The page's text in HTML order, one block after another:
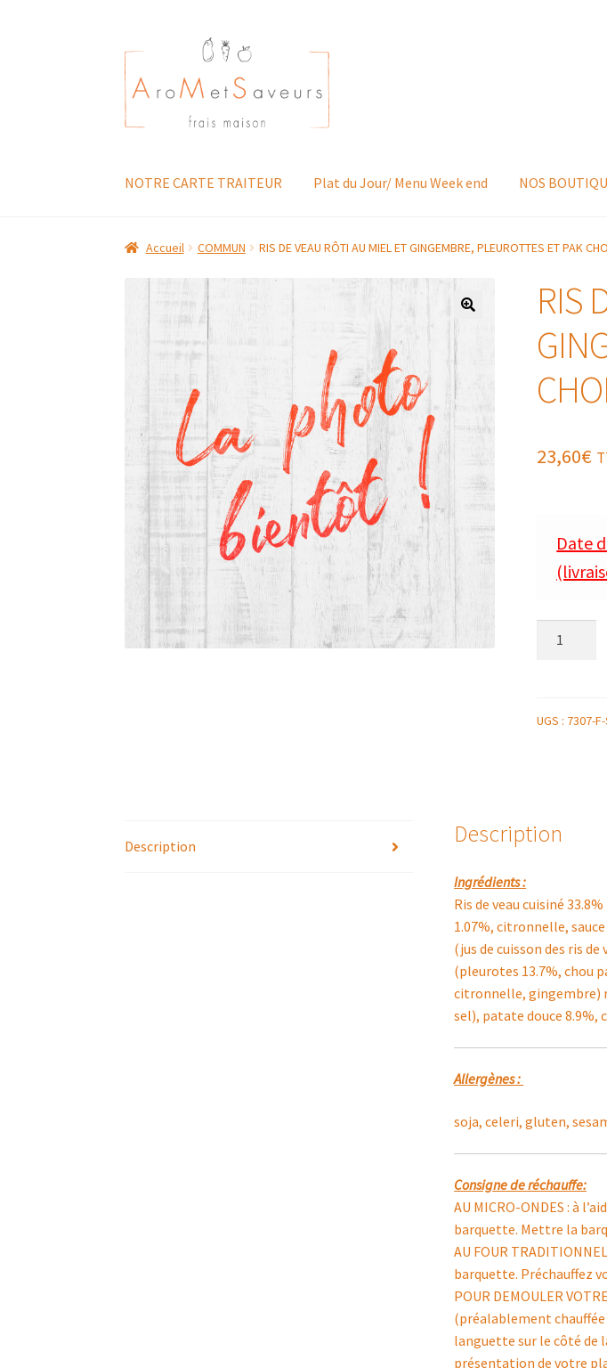
Aller
à
la
navigation
Aller
au
contenu
NOTRE CARTE TRAITEUR Plat du Jour/ Menu Week end NOS
Accueil COMMUN RIS DE VEAU RÔTI AU MIEL ET GINGEMBRE, PLEUROTTES ET PAK
RIS
CHOI
23,60€
Date
VEAU
GINGEMBRE,
PAK
CHOI
UGS : 7307-
Description Description
Ingrédients :
Ris de veau cuisiné
1.07%, citronnelle,
(jus de cuisson des ris
(pleurotes 13.7%, chou
citronnelle, gingembre)
sel), patate douce 8.9%,
Allergènes :
soja, celeri, gluten,
Consigne de réchauffe:
AU MICRO-ONDES : à
barquette. Mettre la
AU FOUR
barquette. Préchauffez
POUR DEMOULER
(préalablement
languette sur le côté de
présentation de votre